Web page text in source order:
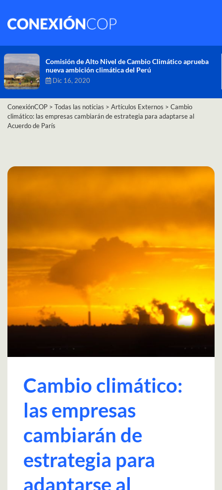
Comisión de Alto Nivel de Cambio Climático aprueba
nueva ambición climática del Perú
Dic 16, 2020
ConexiónCOP > Todas las noticias > Artículos Externos > Cambio
climático: las empresas cambiarán de estrategia para adaptarse al
Acuerdo de París
Cambio climático:
las empresas
cambiarán de
estrategia para
adaptarse al